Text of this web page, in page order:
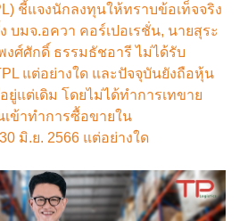
ชี้แจงนักลงทุนให้ทราบข้อเท็จจริง
บมจ.อควา คอร์เปอเรชั่น, นายสุระ
ศ์ศักดิ์ ธรรมธัชอารี ไม่ได้รับ
แต่อย่างใด และปัจจุบันยังถือหุ้น
แต่เดิม โดยไม่ได้ทำการเทขาย
ข้าทำการซื้อขายใน
มิ.ย. 2566 แต่อย่างใด